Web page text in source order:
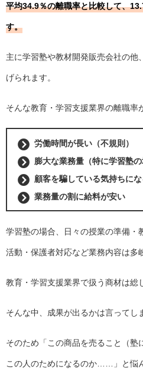
平均34.9％の離職率と比較して、
す。
主に学習塾や教材開発販売会社の他
げられます。
そんな教育・学習支援業界の離職率
労働時間が長い（不規則）
膨大な業務量（特に学習塾の
顧客を騙している気持ちにな
業務量の割に給料が安い
学習塾の場合、日々の授業の準備・
活動・保護者対応など業務内容は多
教育・学習支援業界で扱う商材は総
そんな中、成果が出るかは言ってし
そのため「この商品を売ること（塾
この人のためになるのか……」と悩